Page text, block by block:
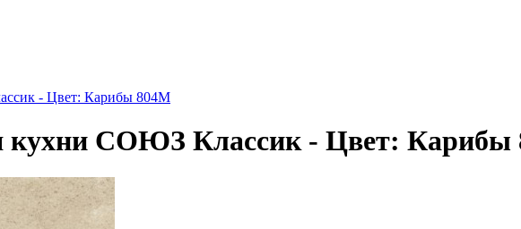
- Цвет: Карибы 804М
кухни СОЮЗ Классик - Цвет: